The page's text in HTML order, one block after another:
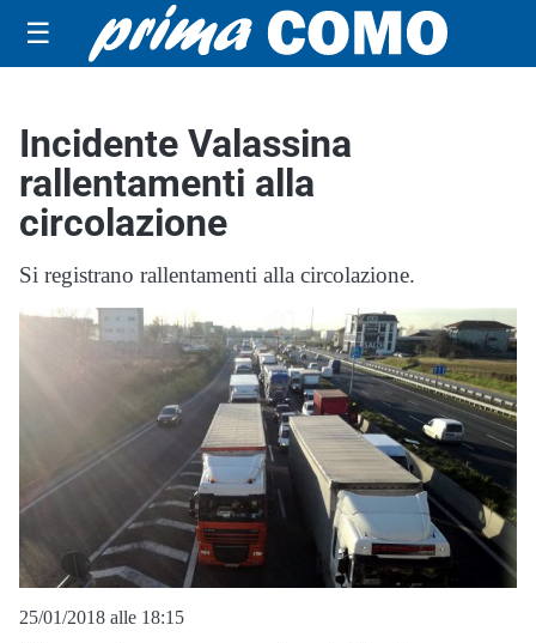
☰
Incidente Valassina
rallentamenti alla
circolazione
Si registrano rallentamenti alla circolazione.
25/01/2018 alle 18:15